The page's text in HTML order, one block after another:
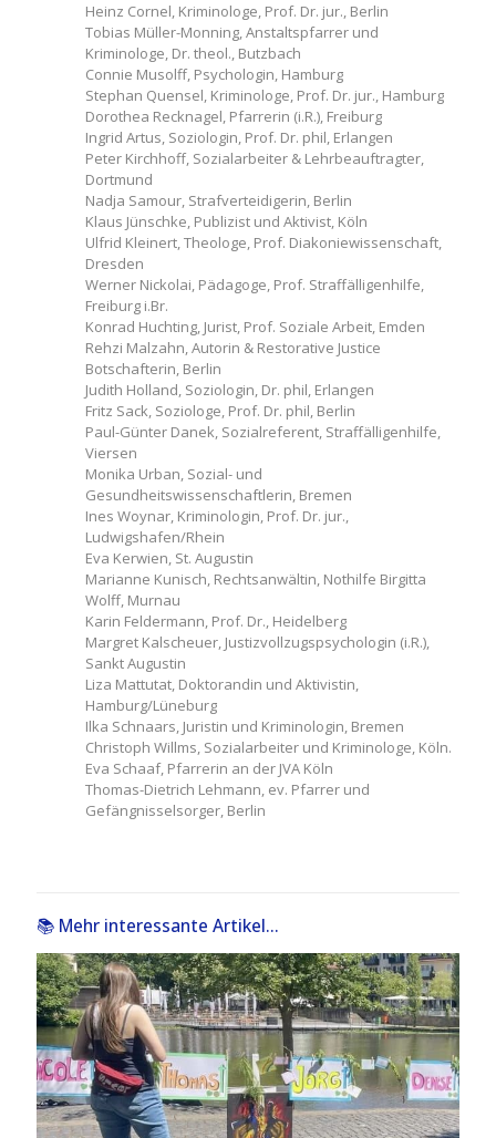
Heinz Cornel, Kriminologe, Prof. Dr. jur., Berlin
Tobias Müller-Monning, Anstaltspfarrer und
Kriminologe, Dr. theol., Butzbach
Connie Musolff, Psychologin, Hamburg
Stephan Quensel, Kriminologe, Prof. Dr. jur., Hamburg
Dorothea Recknagel, Pfarrerin (i.R.), Freiburg
Ingrid Artus, Soziologin, Prof. Dr. phil, Erlangen
Peter Kirchhoff, Sozialarbeiter & Lehrbeauftragter,
Dortmund
Nadja Samour, Strafverteidigerin, Berlin
Klaus Jünschke, Publizist und Aktivist, Köln
Ulfrid Kleinert, Theologe, Prof. Diakoniewissenschaft,
Dresden
Werner Nickolai, Pädagoge, Prof. Straffälligenhilfe,
Freiburg i.Br.
Konrad Huchting, Jurist, Prof. Soziale Arbeit, Emden
Rehzi Malzahn, Autorin & Restorative Justice
Botschafterin, Berlin
Judith Holland, Soziologin, Dr. phil, Erlangen
Fritz Sack, Soziologe, Prof. Dr. phil, Berlin
Paul-Günter Danek, Sozialreferent, Straffälligenhilfe,
Viersen
Monika Urban, Sozial- und
Gesundheitswissenschaftlerin, Bremen
Ines Woynar, Kriminologin, Prof. Dr. jur.,
Ludwigshafen/Rhein
Eva Kerwien, St. Augustin
Marianne Kunisch, Rechtsanwältin, Nothilfe Birgitta
Wolff, Murnau
Karin Feldermann, Prof. Dr., Heidelberg
Margret Kalscheuer, Justizvollzugspsychologin (i.R.),
Sankt Augustin
Liza Mattutat, Doktorandin und Aktivistin,
Hamburg/Lüneburg
Ilka Schnaars, Juristin und Kriminologin, Bremen
Christoph Willms, Sozialarbeiter und Kriminologe, Köln.
Eva Schaaf, Pfarrerin an der JVA Köln
Thomas-Dietrich Lehmann, ev. Pfarrer und
Gefängnisselsorger, Berlin
📚 Mehr interessante Artikel...